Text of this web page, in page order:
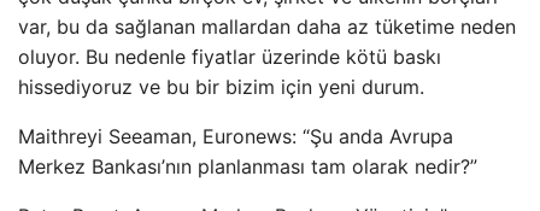
var, bu da sağlanan mallardan daha az tüketime neden
oluyor. Bu nedenle fiyatlar üzerinde kötü baskı
hissediyoruz ve bu bir bizim için yeni durum.
Maithreyi Seeaman, Euronews: “Şu anda Avrupa
Merkez Bankası’nın planlanması tam olarak nedir?”